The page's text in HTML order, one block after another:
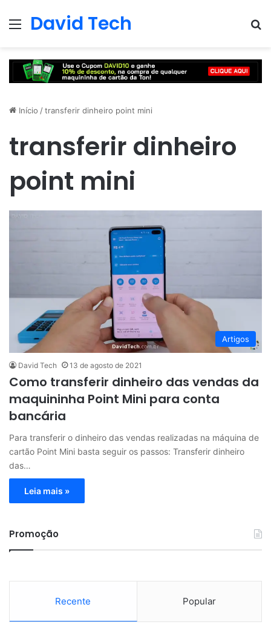
Menu
David Tech
Início /transferir dinheiro point mini
transferir dinheiro
point mini
Artigos
David Tech 13 de agosto de 2021
Como transferir dinheiro das vendas da
maquininha Point Mini para conta
bancária
Para transferir o dinheiro das vendas realizadas na máquina de
cartão Point Mini basta seguir os passos: Transferir dinheiro
das…
Leia mais »
Promoção
Recente Popular